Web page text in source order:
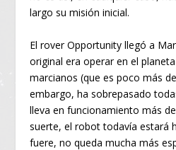
largo su misión inicial.
El rover Opportunity llegó a
original era operar en el
marcianos (que es poco más
embargo, ha sobrepasado
lleva en funcionamiento más
suerte, el robot todavía estará
fuere, no queda mucha más